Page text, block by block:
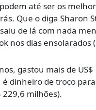
até ser os
Que o diga Sharon
de lá com nada
nos dias
gastou mais de
é dinheiro de troco
229,6 milhões).